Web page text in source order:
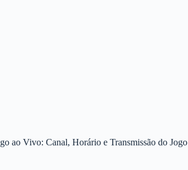
ao Vivo: Canal, Horário e Transmissão do